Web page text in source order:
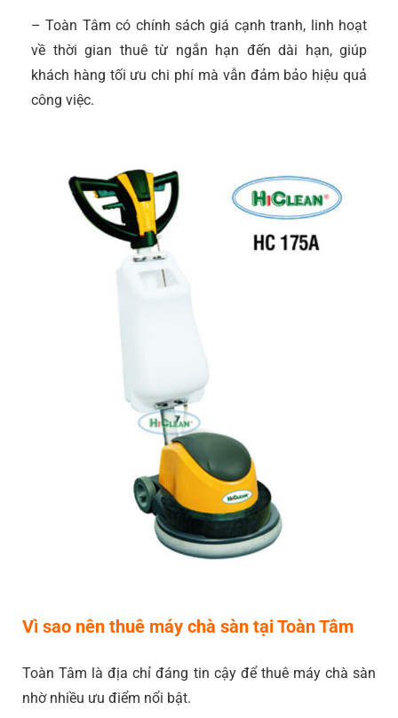
– Toàn Tâm có chính sách giá cạnh tranh, linh hoạt
về thời gian thuê từ ngắn hạn đến dài hạn, giúp
khách hàng tối ưu chi phí mà vẫn đảm bảo hiệu quả
công việc.
Vì sao nên thuê máy chà sàn tại Toàn Tâm
Toàn Tâm là địa chỉ đáng tin cậy để thuê máy chà sàn
nhờ nhiều ưu điểm nổi bật.